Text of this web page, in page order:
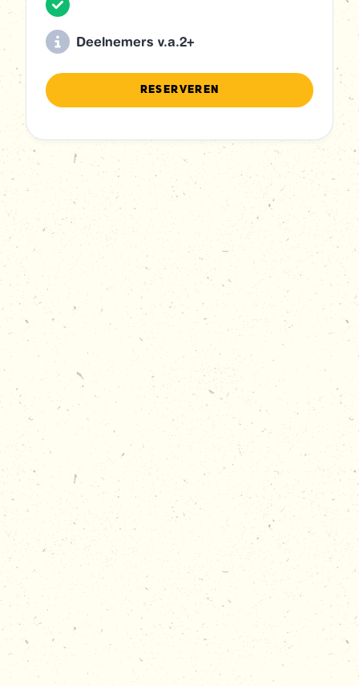
Deelnemers v.a.2+
RESERVEREN
SLUIT JULLIE ACTIVITEIT AF
MET EEN
HEERLIJKE MAALTIJD!